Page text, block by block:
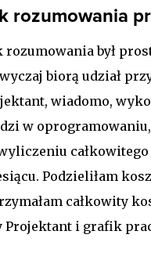
rozumowania
rozumowania był
biorą udział
wiadomo,
w
Podzieliłam
całkowity
Projektant i grafik